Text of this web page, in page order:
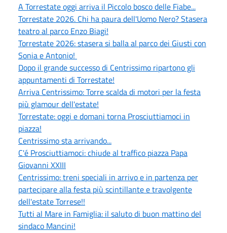
A Torrestate oggi arriva il Piccolo bosco delle Fiabe...
Torrestate 2026. Chi ha paura dell'Uomo Nero? Stasera
teatro al parco Enzo Biagi!
Torrestate 2026: stasera si balla al parco dei Giusti con
Sonia e Antonio!
Dopo il grande successo di Centrissimo ripartono gli
appuntamenti di Torrestate!
Arriva Centrissimo: Torre scalda di motori per la festa
più glamour dell'estate!
Torrestate: oggi e domani torna Prosciuttiamoci in
piazza!
Centrissimo sta arrivando...
C'é Prosciuttiamoci: chiude al traffico piazza Papa
Giovanni XXIII
Centrissimo: treni speciali in arrivo e in partenza per
partecipare alla festa più scintillante e travolgente
dell'estate Torrese!!
Tutti al Mare in Famiglia: il saluto di buon mattino del
sindaco Mancini!